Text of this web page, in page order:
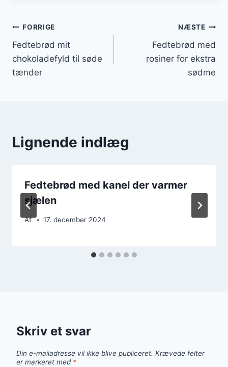
Indlægsnavigation
FORRIGE
Fedtebrød mit
chokoladefyld til søde
tænder
NÆSTE
Fedtebrød med
rosiner for ekstra
sødme
Lignende indlæg
Fedtebrød med kanel der varmer
sjælen
Af 17. december 2024
Skriv et svar
Din e-mailadresse vil ikke blive publiceret. Krævede felter
er markeret med *